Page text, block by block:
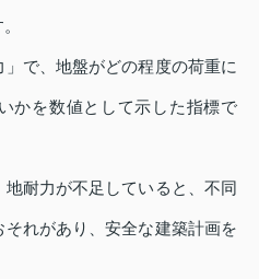
で、地盤がどの程度の荷重に
かを数値として示した指標で
耐力が不足していると、不同
れがあり、安全な建築計画を